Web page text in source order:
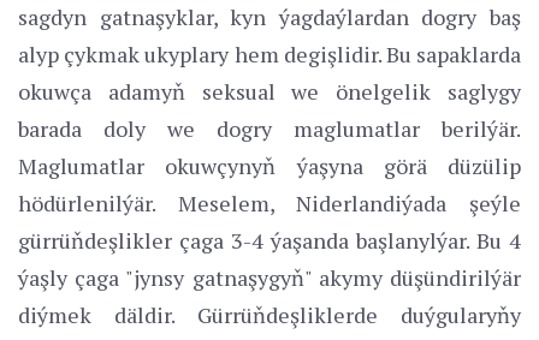
sagdyn gatnaşyklar, kyn ýagdaýlardan dogry baş
alyp çykmak ukyplary hem degişlidir. Bu sapaklarda
okuwça adamyň seksual we önelgelik saglygy
barada doly we dogry maglumatlar berilýär.
Maglumatlar okuwçynyň ýaşyna görä düzülip
hödürlenilýär. Meselem, Niderlandiýada şeýle
gürrüňdeşlikler çaga 3-4 ýaşanda başlanylýar. Bu 4
ýaşly çaga "jynsy gatnaşygyň" akymy düşündirilýär
diýmek däldir. Gürrüňdeşliklerde duýgularyňy